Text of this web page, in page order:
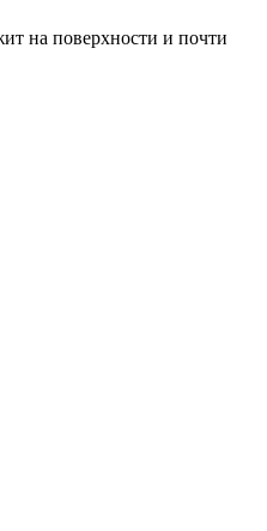
на поверхности и почти